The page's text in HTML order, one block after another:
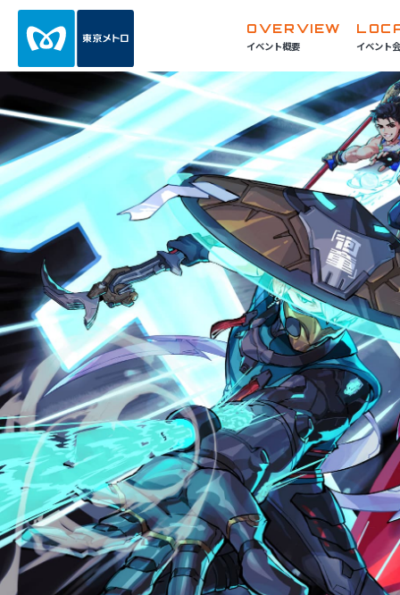
OVERVIEW
イベント概要 イベント